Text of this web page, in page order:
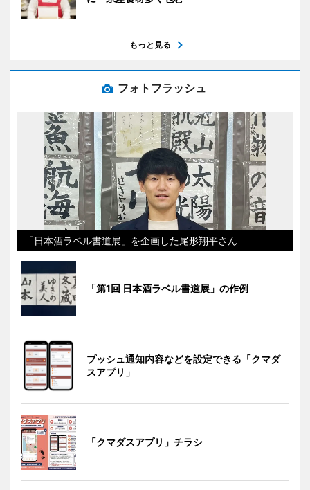
もっと見る
フォトフラッシュ
「日本酒ラベル書道展」を企画した尾形翔平さん
「第1回 日本酒ラベル書道展」の作例
プッシュ通知内容などを設定できる「クマダ
スアプリ」
「クマダスアプリ」チラシ